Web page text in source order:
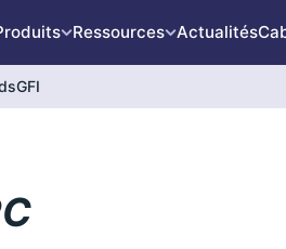
Ressources Actualités
GFI